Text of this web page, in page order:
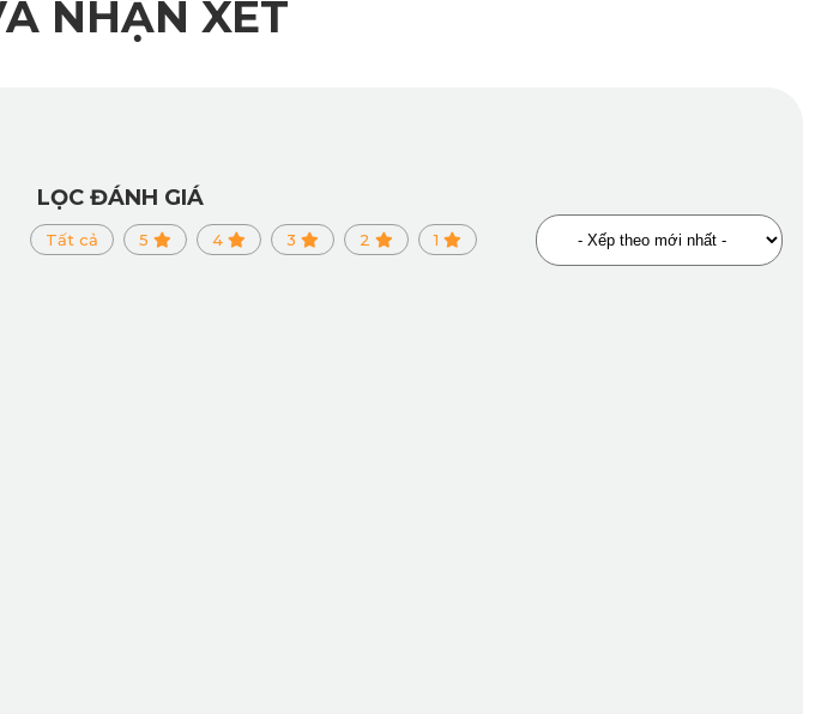
KATA được chế tạo từ vật liệu cao cấp
đáy Knitted Backing chống trượt giữ thảm cố định chắc chắn khi xe di chuyển, không xê dịch dù bạn
mang lại sự yên tâm tuyệt đối, đặc biệt cho gia đình có trẻ nhỏ hoặc người nhạy cảm với mùi hóa
không được chăm sóc kỹ lưỡng. Thảm sàn ô tô 360 KIA Morning 2024 chính là giải pháp giúp bạn
NHẬN XÉT
LỌC ĐÁNH GIÁ
Tất cả 5 4 3 2 1